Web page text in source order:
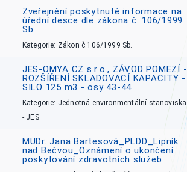
Zveřejnění poskytnuté informace na
úřední desce dle zákona č. 106/1999
Sb.
Kategorie: Zákon č.106/1999 Sb.
JES-OMYA CZ s.r.o., ZÁVOD POMEZÍ -
ROZŠÍŘENÍ SKLADOVACÍ KAPACITY -
SILO 125 m3 - osy 43-44
Kategorie: Jednotná environmentální stanoviska
- JES
MUDr. Jana Bartesová_PLDD_Lipník
nad Bečvou_Oznámení o ukončení
poskytování zdravotních služeb